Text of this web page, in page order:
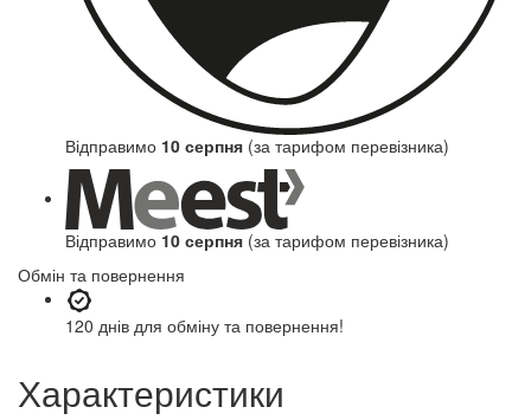
Відправимо 10 серпня (за тарифом перевізника)
Відправимо 10 серпня (за тарифом перевізника)
Обмін та повернення
120 днів для обміну та повернення!
Характеристики